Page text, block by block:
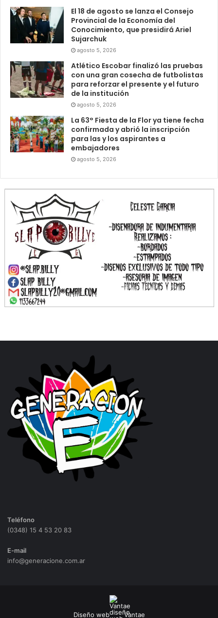
El 18 de agosto se lanza el Consejo
Provincial de la Economía del
Conocimiento, que presidirá Ariel
Sujarchuk
agosto 5, 2026
Atlético Escobar finalizó las pruebas
con una gran cosecha de futbolistas
para reforzar el presente y el futuro
de la institución
agosto 5, 2026
La 63° Fiesta de la Flor ya tiene fecha
confirmada y abrió la inscripción
para las y los aspirantes a
embajadores
agosto 5, 2026
Teléfono
(0348) 15 4 53 20 83
E-mail
info@generacione.com.ar
Diseño web Vantae